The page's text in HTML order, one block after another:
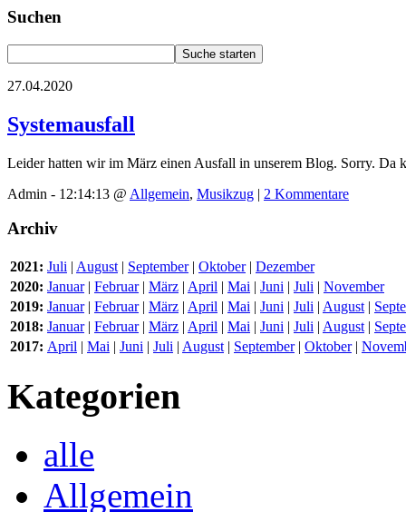
Suchen
27.04.2020
Systemausfall
Leider hatten wir im März einen Ausfall in unserem Blog. Sorry. Da
Admin - 12:14:13 @ Allgemein, Musikzug | 2 Kommentare
Archiv
2021: Juli | August | September| Oktober| Dezember
2020: Januar| Februar| März | April | Mai | Juni | Juli | November
2019: Januar| Februar| März | April | Mai | Juni | Juli | August |
2018: Januar| Februar| März | April | Mai | Juni | Juli | August |
2017: April | Mai | Juni | Juli | August | September| Oktober|
Kategorien
alle
Allgemein